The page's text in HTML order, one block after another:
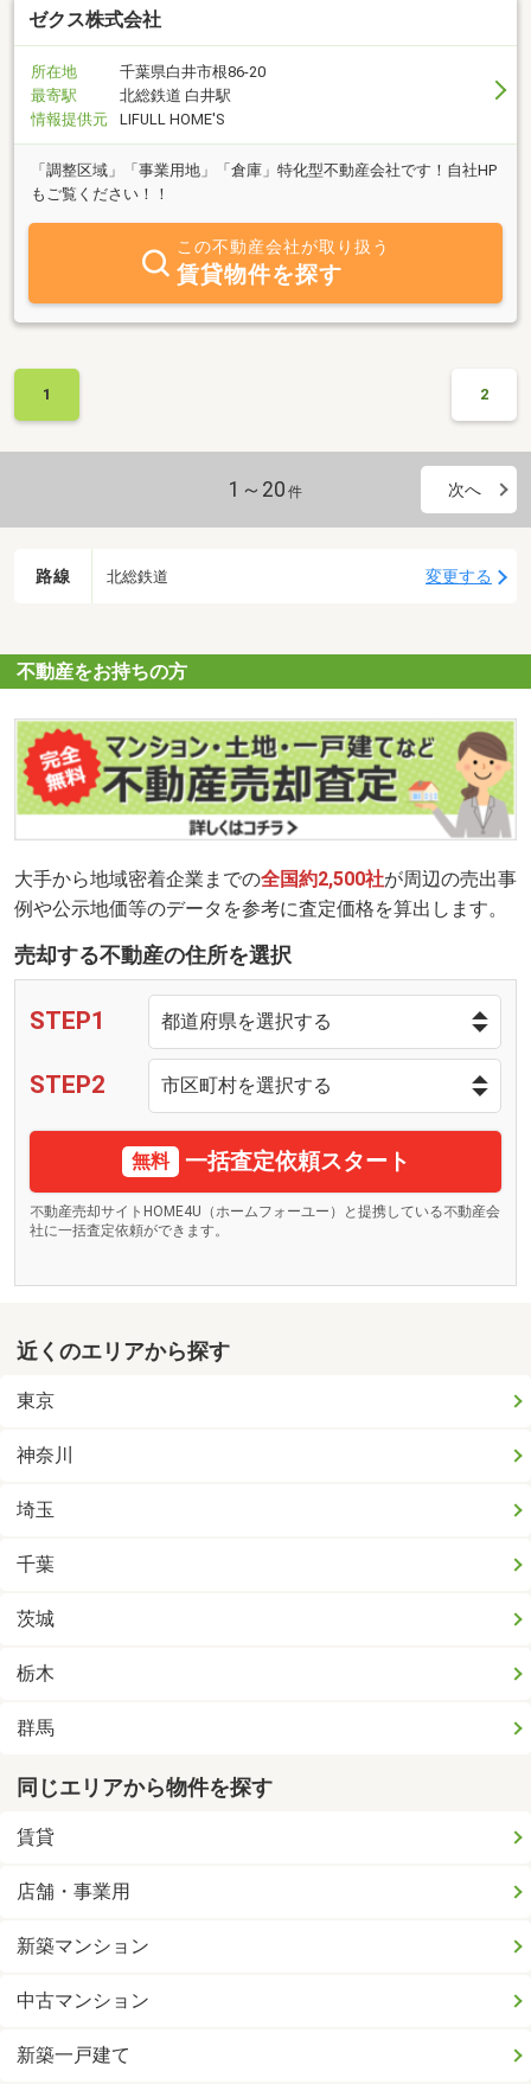
ゼクス株式会社
所在地
千葉県白井市根86-20
最寄駅
北総鉄道 白井駅
情報提供元
LIFULL HOME'S
「調整区域」「事業用地」「倉庫」特化型不動産会社です！自社HP
もご覧ください！！
この不動産会社が取り扱う
賃貸物件を探す
1 2
1～20 件 次へ
路線 北総鉄道 変更する
不動産をお持ちの方
大手から地域密着企業までの全国約2,500社が周辺の売出事
例や公示地価等のデータを参考に査定価格を算出します。
売却する不動産の住所を選択
STEP1
STEP2
無料 一括査定依頼スタート
不動産売却サイトHOME4U（ホームフォーユー）と提携している不動産会
社に一括査定依頼ができます。
近くのエリアから探す
東京
神奈川
埼玉
千葉
茨城
栃木
群馬
同じエリアから物件を探す
賃貸
店舗・事業用
新築マンション
中古マンション
新築一戸建て